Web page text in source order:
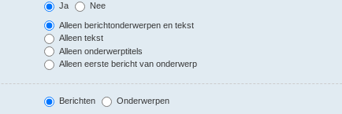
Ja Nee
Alleen berichtonderwerpen en tekst
Alleen tekst
Alleen onderwerptitels
Alleen eerste bericht van onderwerp
Berichten Onderwerpen